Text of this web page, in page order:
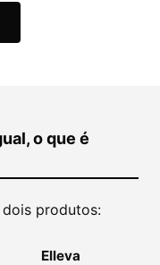
o que é
produtos:
Elleva